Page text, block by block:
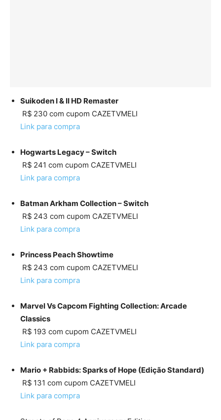
Suikoden I & II HD Remaster
R$ 230 com cupom CAZETVMELI
Link para compra
Hogwarts Legacy – Switch
R$ 241 com cupom CAZETVMELI
Link para compra
Batman Arkham Collection – Switch
R$ 243 com cupom CAZETVMELI
Link para compra
Princess Peach Showtime
R$ 243 com cupom CAZETVMELI
Link para compra
Marvel Vs Capcom Fighting Collection: Arcade
Classics
R$ 193 com cupom CAZETVMELI
Link para compra
Mario + Rabbids: Sparks of Hope (Edição Standard)
R$ 131 com cupom CAZETVMELI
Link para compra